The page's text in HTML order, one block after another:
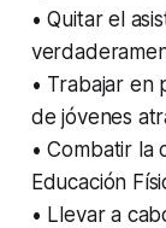
• Quitar el
• Trabajar en
de jóvenes
• Combatir la
Educación
• Llevar a